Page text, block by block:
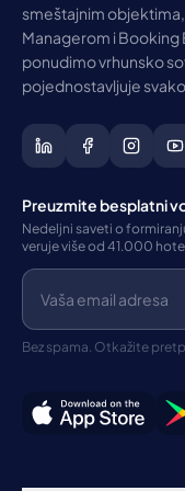
smeštajnim
Managerom i Booking
ponudimo vrhunsko
pojednostavljuje
Preuzmite besplatni
Nedeljni saveti o
veruje više od 41.000
Bez spama. Otkažite